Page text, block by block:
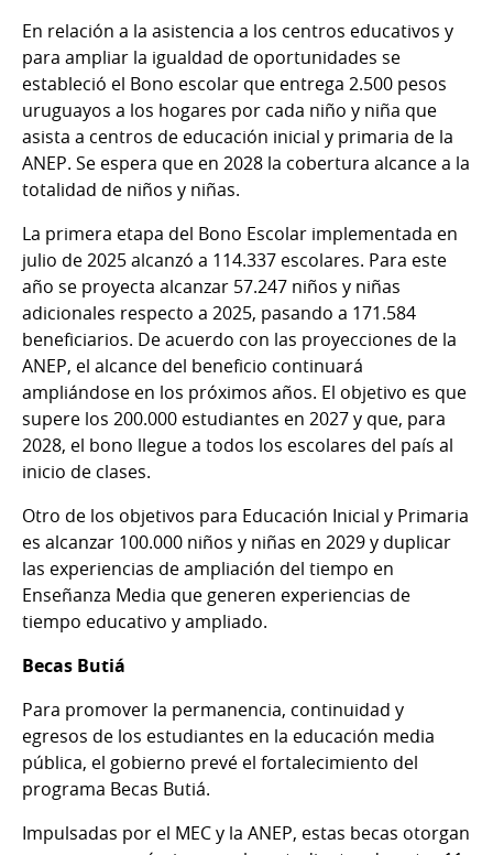
En relación a la asistencia a los centros educativos y
para ampliar la igualdad de oportunidades se
estableció el Bono escolar que entrega 2.500 pesos
uruguayos a los hogares por cada niño y niña que
asista a centros de educación inicial y primaria de la
ANEP. Se espera que en 2028 la cobertura alcance a la
totalidad de niños y niñas.
La primera etapa del Bono Escolar implementada en
julio de 2025 alcanzó a 114.337 escolares. Para este
año se proyecta alcanzar 57.247 niños y niñas
adicionales respecto a 2025, pasando a 171.584
beneficiarios. De acuerdo con las proyecciones de la
ANEP, el alcance del beneficio continuará
ampliándose en los próximos años. El objetivo es que
supere los 200.000 estudiantes en 2027 y que, para
2028, el bono llegue a todos los escolares del país al
inicio de clases.
Otro de los objetivos para Educación Inicial y Primaria
es alcanzar 100.000 niños y niñas en 2029 y duplicar
las experiencias de ampliación del tiempo en
Enseñanza Media que generen experiencias de
tiempo educativo y ampliado.
Becas Butiá
Para promover la permanencia, continuidad y
egresos de los estudiantes en la educación media
pública, el gobierno prevé el fortalecimiento del
programa Becas Butiá.
Impulsadas por el MEC y la ANEP, estas becas otorgan